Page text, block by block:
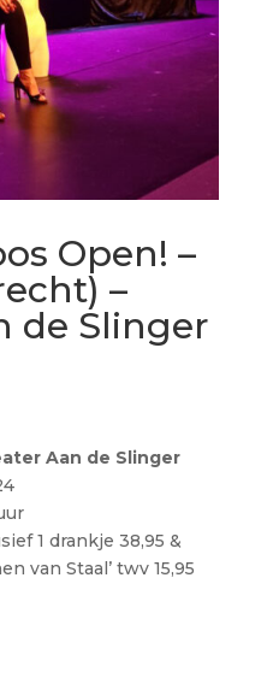
Open! –
–
de Slinger
Aan de Slinger
1 drankje 38,95 &
van Staal’ twv 15,95